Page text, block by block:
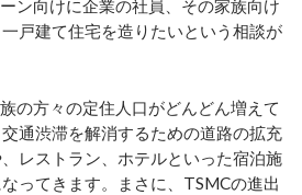
ン向けに企業の社員、その家族向け
戸建て住宅を造りたいという相談が
の方々の定住人口がどんどん増えて
通渋滞を解消するための道路の拡充
レストラン、ホテルといった宿泊施
ってきます。まさに、TSMCの進出